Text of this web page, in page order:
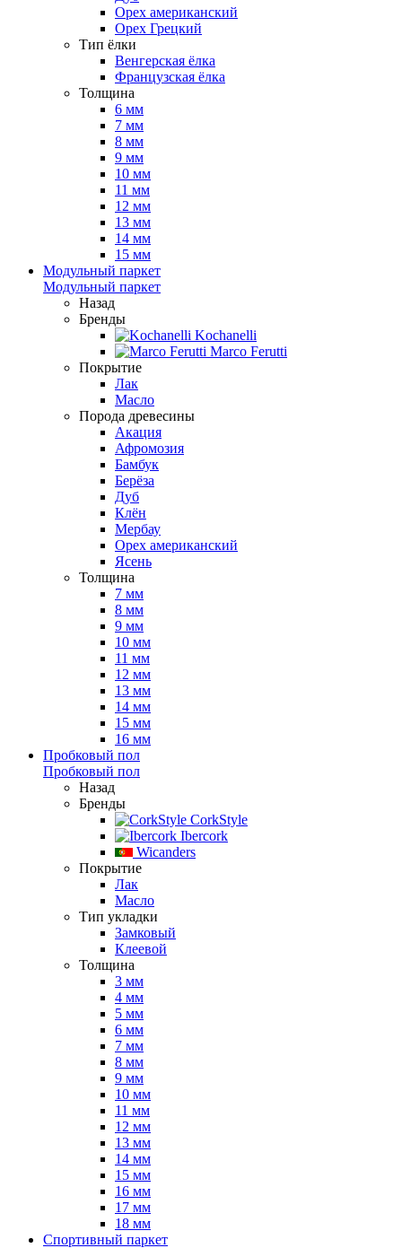
Орех американский
Орех Грецкий
Тип ёлки
Венгерская ёлка
Французская ёлка
Толщина
6 мм
7 мм
8 мм
9 мм
10 мм
11 мм
12 мм
13 мм
14 мм
15 мм
Модульный паркет
Модульный паркет
Назад
Бренды
Kochanelli
Marco Ferutti
Покрытие
Лак
Масло
Порода древесины
Акация
Афромозия
Бамбук
Берёза
Дуб
Клён
Мербау
Орех американский
Ясень
Толщина
7 мм
8 мм
9 мм
10 мм
11 мм
12 мм
13 мм
14 мм
15 мм
16 мм
Пробковый пол
Пробковый пол
Назад
Бренды
CorkStyle
Ibercork
Wicanders
Покрытие
Лак
Масло
Тип укладки
Замковый
Клеевой
Толщина
3 мм
4 мм
5 мм
6 мм
7 мм
8 мм
9 мм
10 мм
11 мм
12 мм
13 мм
14 мм
15 мм
16 мм
17 мм
18 мм
Спортивный паркет